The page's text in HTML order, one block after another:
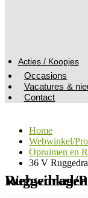
Acties / Koopjes
Occasions
Vacatures &
Contact
Home
Webwinkel/
Opruimen en
36 V
Webwinkel/Producten